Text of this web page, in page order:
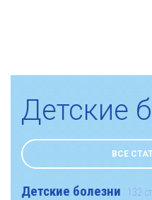
Детские
ВСЕ
Детские болезни 132